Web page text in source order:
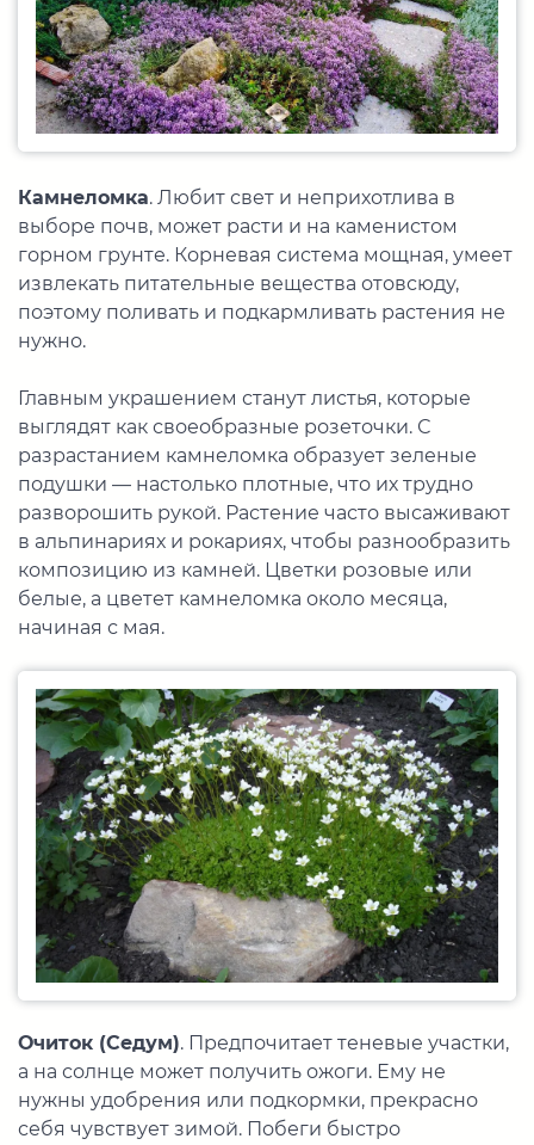
Камнеломка. Любит свет и неприхотлива в
выборе почв, может расти и на каменистом
горном грунте. Корневая система мощная, умеет
извлекать питательные вещества отовсюду,
поэтому поливать и подкармливать растения не
нужно.
Главным украшением станут листья, которые
выглядят как своеобразные розеточки. С
разрастанием камнеломка образует зеленые
подушки — настолько плотные, что их трудно
разворошить рукой. Растение часто высаживают
в альпинариях и рокариях, чтобы разнообразить
композицию из камней. Цветки розовые или
белые, а цветет камнеломка около месяца,
начиная с мая.
Очиток (Седум). Предпочитает теневые участки,
а на солнце может получить ожоги. Ему не
нужны удобрения или подкормки, прекрасно
себя чувствует зимой. Побеги быстро